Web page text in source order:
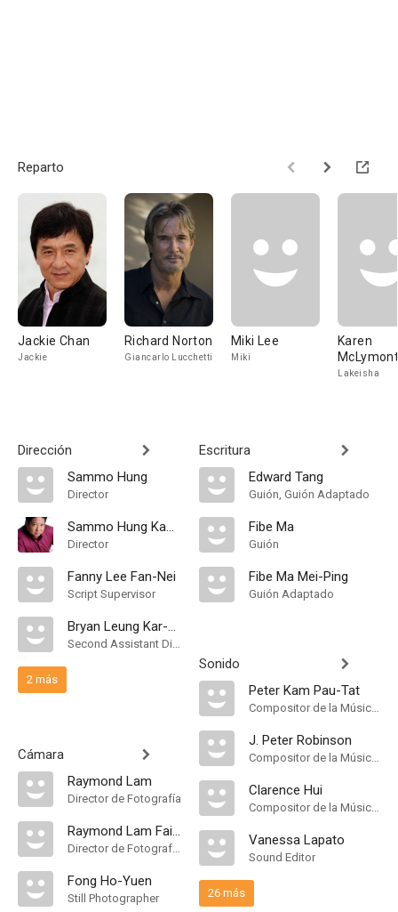
Reparto
Jackie Chan
Jackie
Richard Norton
Giancarlo Lucchetti
Miki Lee
Miki
Karen
Lakeisha
Dirección
Sammo Hung
Director
Sammo Hung Kam-Bo
Director
Fanny Lee Fan-Nei
Script Supervisor
Bryan Leung Kar-Yan
Second Assistant Director
2 más
Cámara
Raymond Lam
Director de Fotografía
Raymond Lam Fai-Tai
Director de Fotografía, Steadicam Operator
Fong Ho-Yuen
Still Photographer
Escritura
Edward Tang
Guión, Guión Adaptado
Fibe Ma
Guión
Fibe Ma Mei-Ping
Guión Adaptado
Sonido
Peter Kam Pau-Tat
Compositor de la Música Original
J. Peter Robinson
Compositor de la Música Original, Orquestador
Clarence Hui
Compositor de la Música Original, Music Supervisor
Vanessa Lapato
Sound Editor
26 más